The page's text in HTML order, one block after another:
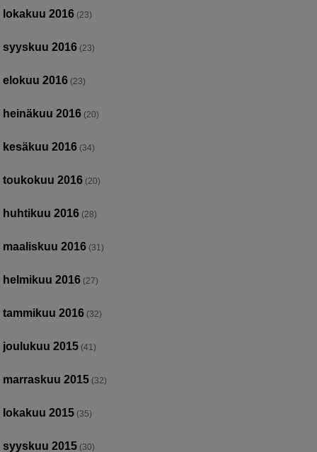
lokakuu 2016 (23)
syyskuu 2016 (23)
elokuu 2016 (23)
heinäkuu 2016 (20)
kesäkuu 2016 (34)
toukokuu 2016 (20)
huhtikuu 2016 (28)
maaliskuu 2016 (31)
helmikuu 2016 (27)
tammikuu 2016 (32)
joulukuu 2015 (41)
marraskuu 2015 (32)
lokakuu 2015 (35)
syyskuu 2015 (30)